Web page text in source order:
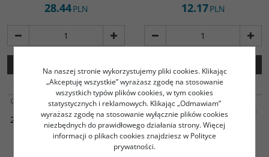
28.44PLN 12.17PLN
PRZEWÓD GŁOŚNIKOWY
2X1,5MM2 / OFC-T1015 4N /
IZOLACJA CZARNA Z
CZERWONYM PASKIEM
PRZEWÓD GŁOŚNIKOWY
2X1,5MM2 OFC-T1002 4N /
IZOLACJA CZARNO-
CZERWONA / USA LINE /
Na naszej stronie wykorzystujemy pliki cookies. Klikając
„Akceptuję wszystkie” wyrażasz zgodę na stosowanie
wszystkich typów plików cookies, w tym cookies
statystycznych i reklamowych. Klikając „Odmawiam”
wyrażasz zgodę na stosowanie wyłącznie plików cookies
niezbędnych do prawidłowego działania strony. Więcej
informacji o plikach cookies znajdziesz w Polityce
prywatności.